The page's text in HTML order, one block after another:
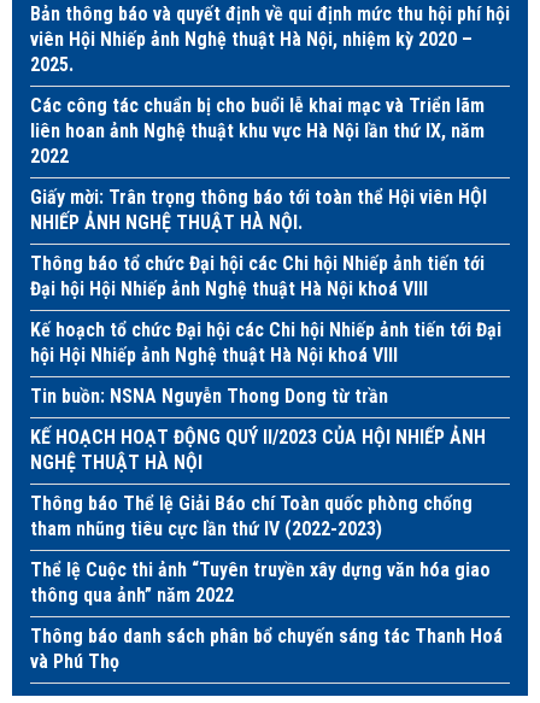
Bản thông báo và quyết định về qui định mức thu hội phí hội
viên Hội Nhiếp ảnh Nghệ thuật Hà Nội, nhiệm kỳ 2020 –
2025.
Các công tác chuẩn bị cho buổi lễ khai mạc và Triển lãm
liên hoan ảnh Nghệ thuật khu vực Hà Nội lần thứ IX, năm
2022
Giấy mời: Trân trọng thông báo tới toàn thể Hội viên HỘI
NHIẾP ẢNH NGHỆ THUẬT HÀ NỘI.
Thông báo tổ chức Đại hội các Chi hội Nhiếp ảnh tiến tới
Đại hội Hội Nhiếp ảnh Nghệ thuật Hà Nội khoá VIII
Kế hoạch tổ chức Đại hội các Chi hội Nhiếp ảnh tiến tới Đại
hội Hội Nhiếp ảnh Nghệ thuật Hà Nội khoá VIII
Tin buồn: NSNA Nguyễn Thong Dong từ trần
KẾ HOẠCH HOẠT ĐỘNG QUÝ II/2023 CỦA HỘI NHIẾP ẢNH
NGHỆ THUẬT HÀ NỘI
Thông báo Thể lệ Giải Báo chí Toàn quốc phòng chống
tham nhũng tiêu cực lần thứ IV (2022-2023)
Thể lệ Cuộc thi ảnh “Tuyên truyền xây dựng văn hóa giao
thông qua ảnh” năm 2022
Thông báo danh sách phân bổ chuyến sáng tác Thanh Hoá
và Phú Thọ